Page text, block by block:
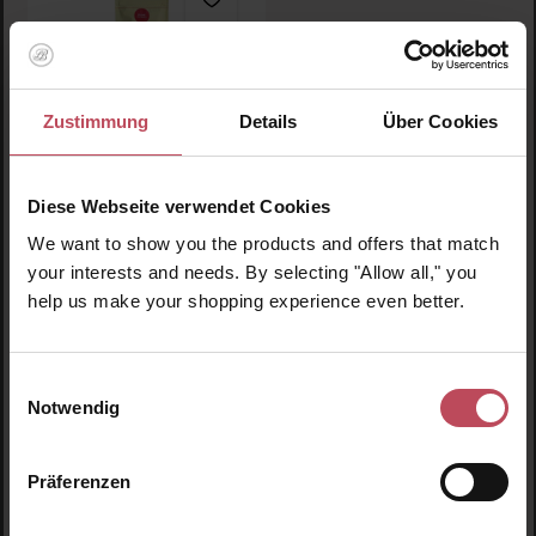
Zustimmung Details Über Cookies
Diese Webseite verwendet Cookies
We want to show you the products and offers that match
your interests and needs. By selecting "Allow all," you
help us make your shopping experience even better.
Notwendig
Präferenzen
Monthly Cramp
Soothing Patches
Perioden Pflaster
Produkt Anzahl: Gib den gewünschten Wert ein